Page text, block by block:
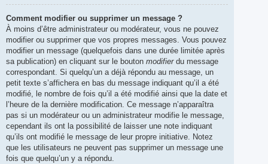
Comment modifier ou supprimer un message ?
À moins d’être administrateur ou modérateur, vous ne pouvez
modifier ou supprimer que vos propres messages. Vous pouvez
modifier un message (quelquefois dans une durée limitée après
sa publication) en cliquant sur le bouton modifierdu message
correspondant. Si quelqu’un a déjà répondu au message, un
petit texte s’affichera en bas du message indiquant qu’il a été
modifié, le nombre de fois qu’il a été modifié ainsi que la date et
l’heure de la dernière modification. Ce message n’apparaîtra
pas si un modérateur ou un administrateur modifie le message,
cependant ils ont la possibilité de laisser une note indiquant
qu’ils ont modifié le message de leur propre initiative. Notez
que les utilisateurs ne peuvent pas supprimer un message une
fois que quelqu’un y a répondu.